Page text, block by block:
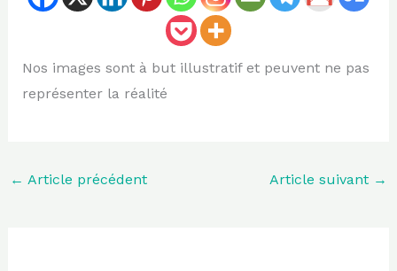
Nos images sont à but illustratif et peuvent ne pas
représenter la réalité
← Article précédent Article suivant →